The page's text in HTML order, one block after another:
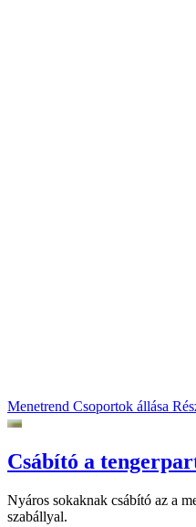
Menetrend Csoportok állása
Csábító a
Nyáros sokaknak csábító az a
szabállyal.